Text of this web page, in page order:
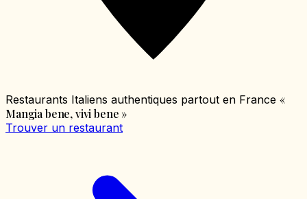
Restaurants Italiens authentiques partout en France «
Mangia bene, vivi bene »
Trouver un restaurant